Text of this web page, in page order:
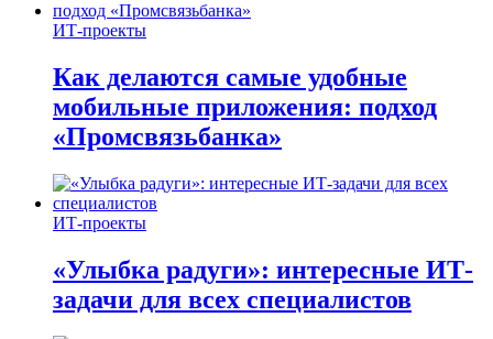
ИТ-проекты
Как делаются самые удобные
мобильные приложения: подход
«Промсвязьбанка»
ИТ-проекты
«Улыбка радуги»: интересные ИТ-
задачи для всех специалистов